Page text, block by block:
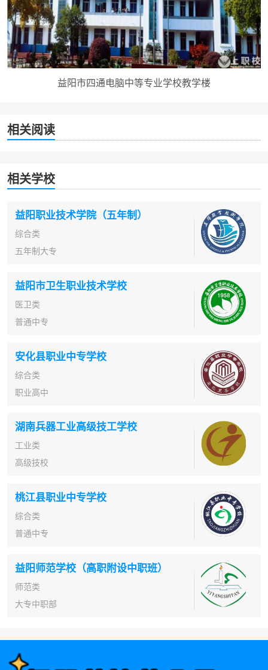
益阳市四通电脑中等专业学校教学楼
相关阅读
相关学校
益阳职业技术学院（五年制）
综合类
五年制大专
益阳市卫生职业技术学校
医卫类
普通中专
安化县职业中专学校
综合类
职业高中
湖南兵器工业高级技工学校
工业类
高级技校
桃江县职业中专学校
综合类
普通中专
益阳师范学校（高职附设中职班）
师范类
大专中职部